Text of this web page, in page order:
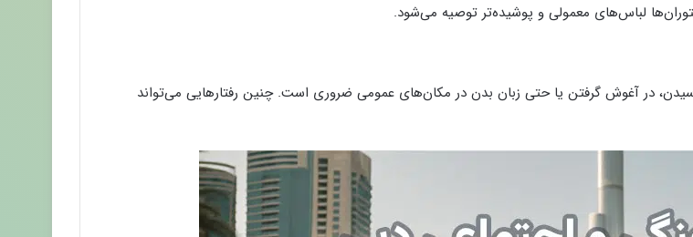
لباس‌های معمولی و پوشیده‌تر توصیه می‌شود.
در آغوش گرفتن یا حتی زبان بدن در مکان‌های عمومی ضروری است. چنین رفتارهایی می‌تواند